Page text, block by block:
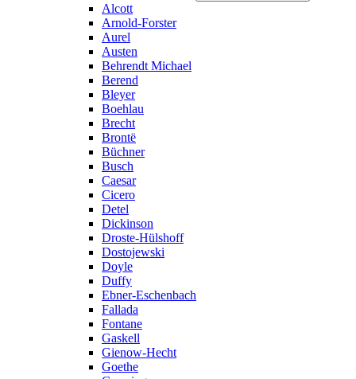
Alcott
Arnold-Forster
Aurel
Austen
Behrendt Michael
Berend
Bleyer
Boehlau
Brecht
Brontë
Büchner
Busch
Caesar
Cicero
Detel
Dickinson
Droste-Hülshoff
Dostojewski
Doyle
Duffy
Ebner-Eschenbach
Fallada
Fontane
Gaskell
Gienow-Hecht
Goethe